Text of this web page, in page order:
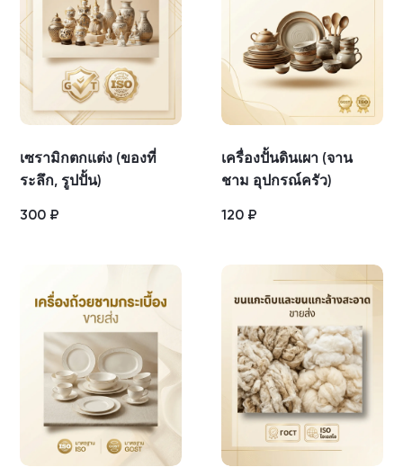
เซรามิกตกแต่ง (ของที่
ระลึก, รูปปั้น)
300 ₽
เครื่องปั้นดินเผา (จาน
ชาม อุปกรณ์ครัว)
120 ₽